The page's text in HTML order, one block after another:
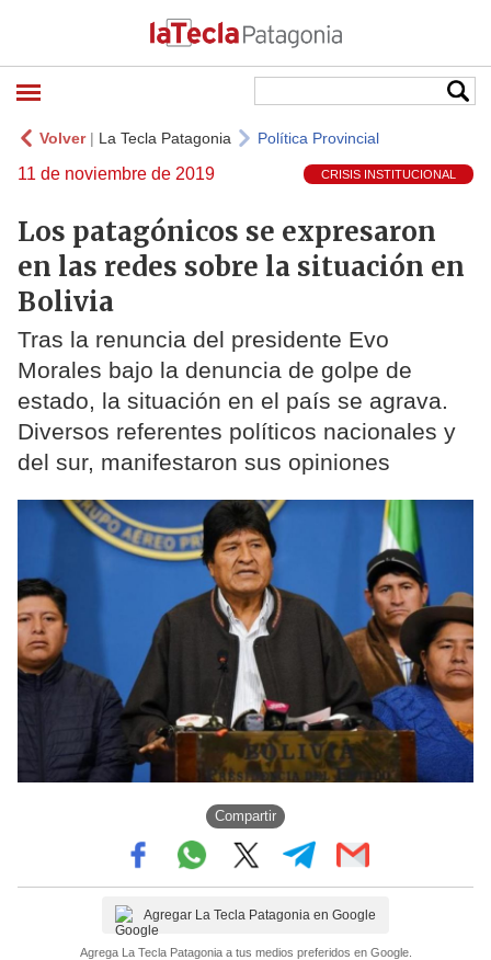
Volver| La Tecla Patagonia Política Provincial
11 de noviembre de 2019 CRISIS INSTITUCIONAL
Los patagónicos se expresaron
en las redes sobre la situación en
Bolivia
Tras la renuncia del presidente Evo
Morales bajo la denuncia de golpe de
estado, la situación en el país se agrava.
Diversos referentes políticos nacionales y
del sur, manifestaron sus opiniones
Compartir
Agregar La Tecla Patagonia en Google
Agrega La Tecla Patagonia a tus medios preferidos en Google.